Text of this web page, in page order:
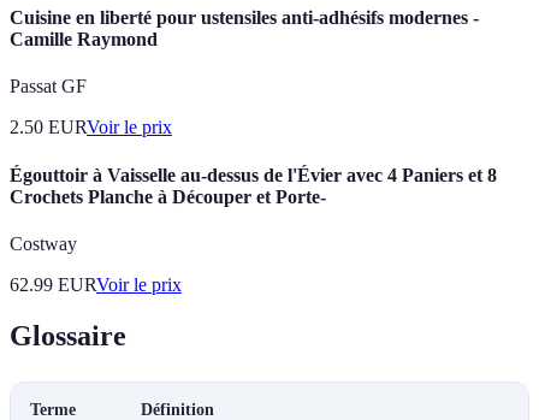
Cuisine en liberté pour ustensiles anti-adhésifs modernes -
Camille Raymond
Passat GF
2.50 EURVoir le prix
Égouttoir à Vaisselle au-dessus de l'Évier avec 4 Paniers et 8
Crochets Planche à Découper et Porte-
Costway
62.99 EURVoir le prix
Glossaire
Terme Définition